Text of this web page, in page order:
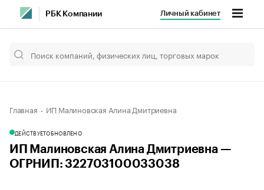
РБК Компании Личный кабинет
Главная ИП Малиновская Алина Дмитриевна
ДЕЙСТВУЕТОБНОВЛЕНО
ИП Малиновская Алина Дмитриевна —
ОГРНИП: 322703100033038